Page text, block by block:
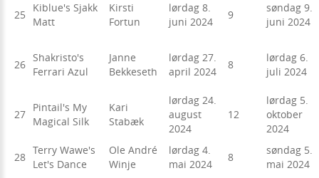
25
Kiblue's Sjakk
Matt
Kirsti
Fortun
lørdag 8.
juni 2024
9
søndag 9.
juni 2024
26
Shakristo's
Ferrari Azul
Janne
Bekkeseth
lørdag 27.
april 2024
8
lørdag 6.
juli 2024
27
Pintail's My
Magical Silk
Kari
Stabæk
lørdag 24.
august
2024
12
lørdag 5.
oktober
2024
28
Terry Wawe's
Let's Dance
Ole André
Winje
lørdag 4.
mai 2024
8
søndag 5.
mai 2024